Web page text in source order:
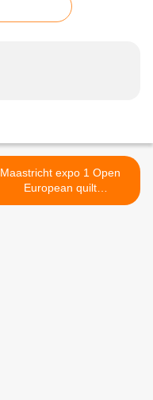
Maastricht expo 1 Open
European quilt
Championships 2016 >